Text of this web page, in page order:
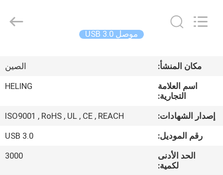
الرئيسية
منتجات
معلومات
موصل USB 3.0
مكان المنشأ:
الصين
اسم العلامة
التجارية:
HELING
إصدار الشهادات:
ISO9001 , RoHS , UL , CE , REACH
رقم الموديل:
USB 3.0
الحد الأدنى
لكمية:
3000